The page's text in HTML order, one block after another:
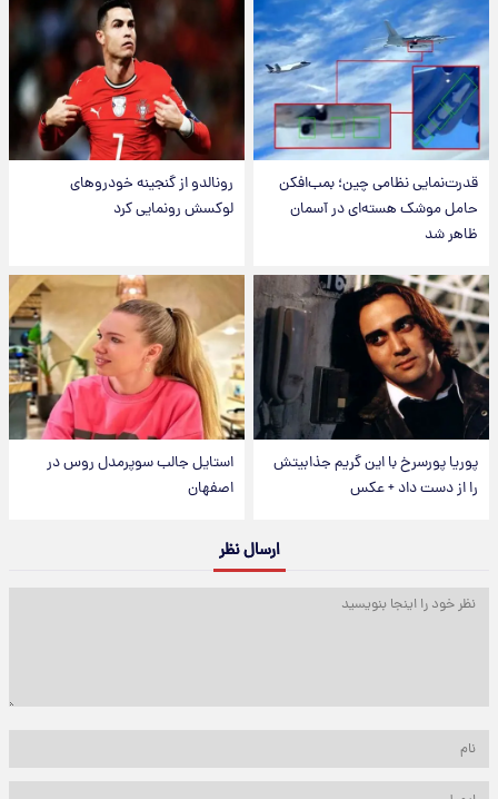
قدرت‌نمایی نظامی چین؛ بمب‌افکن
حامل موشک هسته‌ای در آسمان
ظاهر شد
رونالدو از گنجینه خودروهای
لوکسش رونمایی کرد
پوریا پورسرخ با این گریم جذابیتش
را از دست داد + عکس
استایل جالب سوپرمدل روس در
اصفهان
ارسال نظر